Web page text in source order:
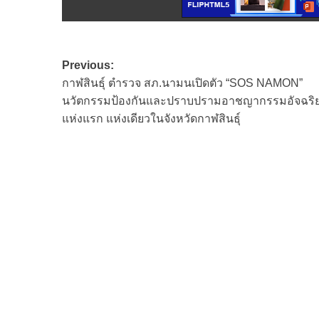
Post
navigation
Previous:
กาฬสินธุ์ ตำรวจ สภ.นามนเปิดตัว “SOS NAMON”
นวัตกรรมป้องกันและปราบปรามอาชญากรรมอัจฉริ
แห่งแรก แห่งเดียวในจังหวัดกาฬสินธุ์